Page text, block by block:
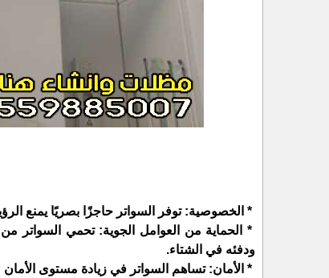
* الخصوصية: توفر السواتر حاجزًا بصريًا يمنع
* الحماية من العوامل الجوية: تحمي السواتر
ودفئه في الشتاء.
* الأمان: تساهم السواتر في زيادة مستوى